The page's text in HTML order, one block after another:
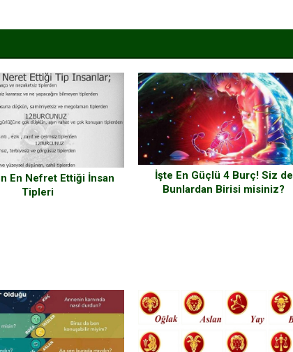
En Nefret Ettiği İnsan
Tipleri
İşte En Güçlü 4 Burç! Siz de
Bunlardan Birisi misiniz?